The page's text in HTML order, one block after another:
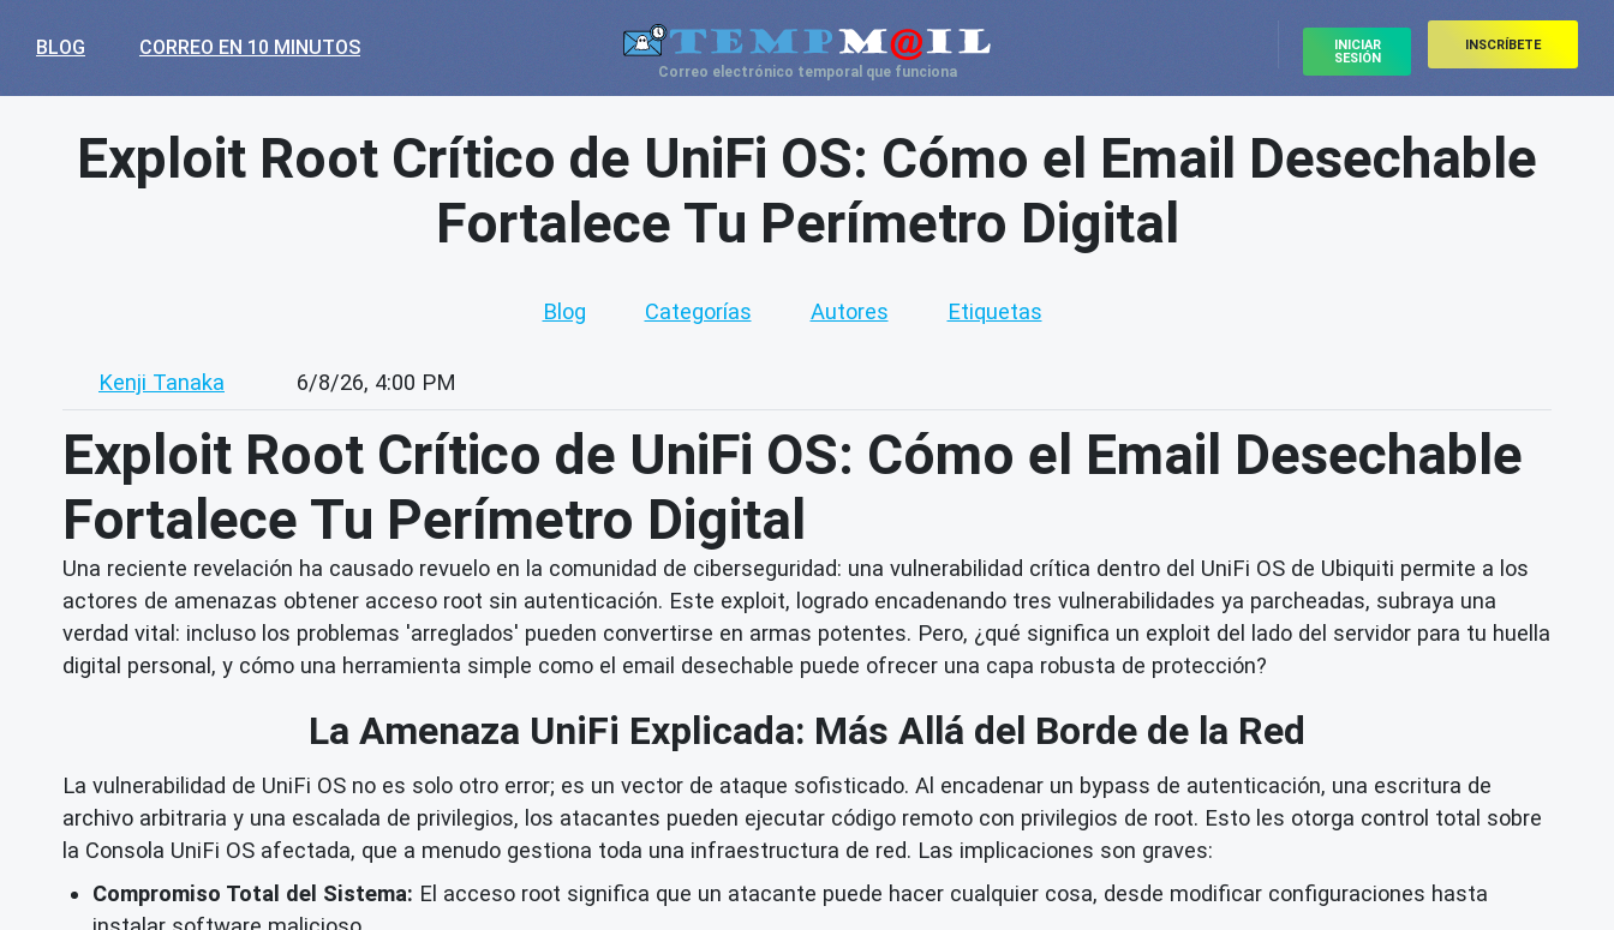
BLOG CORREO EN 10 MINUTOS
Correo electrónico temporal que funciona
INICIAR
SESIÓN
INSCRÍBETE
Exploit Root Crítico de UniFi OS: Cómo el Email Desechable
Fortalece Tu Perímetro Digital
Blog Categorías Autores Etiquetas
Kenji Tanaka 6/8/26, 4:00 PM
Exploit Root Crítico de UniFi OS: Cómo el Email Desechable
Fortalece Tu Perímetro Digital
Una reciente revelación ha causado revuelo en la comunidad de ciberseguridad: una vulnerabilidad crítica dentro del UniFi OS de Ubiquiti permite a los
actores de amenazas obtener acceso root sin autenticación. Este exploit, logrado encadenando tres vulnerabilidades ya parcheadas, subraya una
verdad vital: incluso los problemas 'arreglados' pueden convertirse en armas potentes. Pero, ¿qué significa un exploit del lado del servidor para tu huella
digital personal, y cómo una herramienta simple como el email desechable puede ofrecer una capa robusta de protección?
La Amenaza UniFi Explicada: Más Allá del Borde de la Red
La vulnerabilidad de UniFi OS no es solo otro error; es un vector de ataque sofisticado. Al encadenar un bypass de autenticación, una escritura de
archivo arbitraria y una escalada de privilegios, los atacantes pueden ejecutar código remoto con privilegios de root. Esto les otorga control total sobre
la Consola UniFi OS afectada, que a menudo gestiona toda una infraestructura de red. Las implicaciones son graves:
Compromiso Total del Sistema: El acceso root significa que un atacante puede hacer cualquier cosa, desde modificar configuraciones hasta